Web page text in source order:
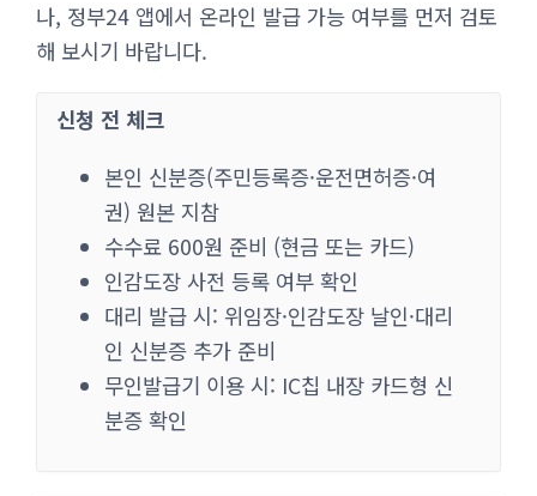
나, 정부24 앱에서 온라인 발급 가능 여부를 먼저 검토
해 보시기 바랍니다.
신청 전 체크
본인 신분증(주민등록증·운전면허증·여
권) 원본 지참
수수료 600원 준비 (현금 또는 카드)
인감도장 사전 등록 여부 확인
대리 발급 시: 위임장·인감도장 날인·대리
인 신분증 추가 준비
무인발급기 이용 시: IC칩 내장 카드형 신
분증 확인